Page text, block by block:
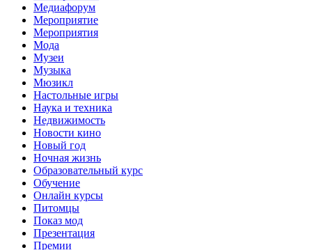
Медиафорум
Мероприятие
Мероприятия
Мода
Музеи
Музыка
Мюзикл
Настольные игры
Наука и техника
Недвижимость
Новости кино
Новый год
Ночная жизнь
Образовательный курс
Обучение
Онлайн курсы
Питомцы
Показ мод
Презентация
Премии